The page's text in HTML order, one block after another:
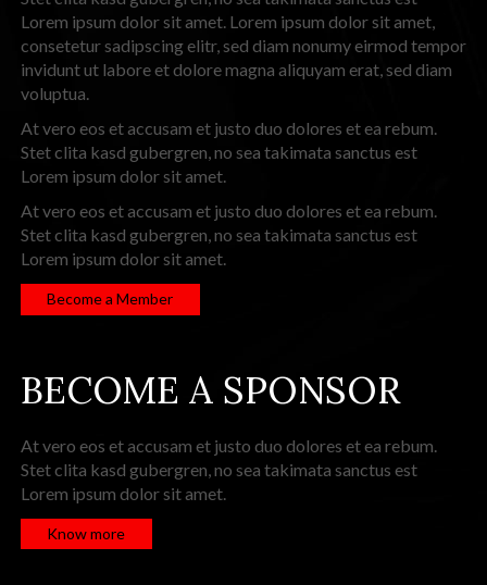
Lorem ipsum dolor sit amet. Lorem ipsum dolor sit amet,
consetetur sadipscing elitr, sed diam nonumy eirmod tempor
invidunt ut labore et dolore magna aliquyam erat, sed diam
voluptua.
At vero eos et accusam et justo duo dolores et ea rebum.
Stet clita kasd gubergren, no sea takimata sanctus est
Lorem ipsum dolor sit amet.
At vero eos et accusam et justo duo dolores et ea rebum.
Stet clita kasd gubergren, no sea takimata sanctus est
Lorem ipsum dolor sit amet.
Become a Member
BECOME A SPONSOR
At vero eos et accusam et justo duo dolores et ea rebum.
Stet clita kasd gubergren, no sea takimata sanctus est
Lorem ipsum dolor sit amet.
Know more